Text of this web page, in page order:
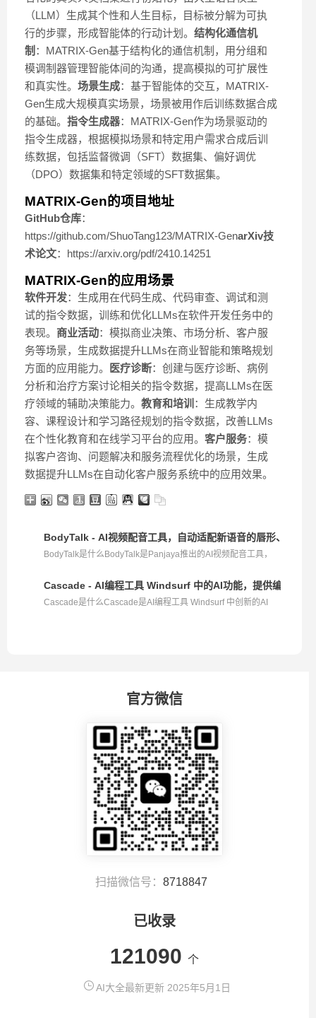
（LLM）生成其个性和人生目标，目标被分解为可执
行的步骤，形成智能体的行动计划。 结构化通信机
制 ：MATRIX-Gen基于结构化的通信机制，用分组和
模调制器管理智能体间的沟通，提高模拟的可扩展性
和真实性。 场景生成：基于智能体的交互，MATRIX-
Gen生成大规模真实场景，场景被用作后训练数据合成
的基础。 指令生成器：MATRIX-Gen作为场景驱动的
指令生成器，根据模拟场景和特定用户需求合成后训
练数据，包括监督微调（SFT）数据集、偏好调优
（DPO）数据集和特定领域的SFT数据集。
MATRIX-Gen的项目地址
GitHub仓库：
https://github.com/ShuoTang123/MATRIX-GenarXiv技
术论文：https://arxiv.org/pdf/2410.14251
MATRIX-Gen的应用场景
软件开发：生成用在代码生成、代码审查、调试和测
试的指令数据，训练和优化LLMs在软件开发任务中的
表现。 商业活动：模拟商业决策、市场分析、客户服
务等场景，生成数据提升LLMs在商业智能和策略规划
方面的应用能力。
医疗诊断：创建与医疗诊断、病例
分析和治疗方案讨论相关的指令数据，提高LLMs在医
疗领域的辅助决策能力。 教育和培训 ：生成教学内
容、课程设计和学习路径规划的指令数据，改善LLMs
在个性化教育和在线学习平台的应用。 客户服务：模
拟客户咨询、问题解决和服务流程优化的场景，生成
数据提升LLMs在自动化客户服务系统中的应用效果。
BodyTalk - AI视频配音工具，自动适配新语音的唇形、面部
BodyTalk是什么BodyTalk是Panjaya推出的AI视频配音工具，
Cascade - AI编程工具 Windsurf 中的AI功能，提供编辑和聊
Cascade是什么Cascade是AI编程工具 Windsurf 中创新的AI
官方微信
扫描微信号： 8718847
已收录
121090 个
AI大全最新更新 2025年5月1日